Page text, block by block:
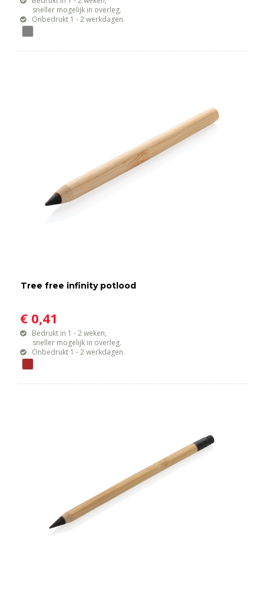
sneller mogelijk in overleg.
Onbedrukt 1 - 2 werkdagen.
Tree free infinity potlood
€ 0,41
Bedrukt in 1 - 2 weken,
sneller mogelijk in overleg.
Onbedrukt 1 - 2 werkdagen.